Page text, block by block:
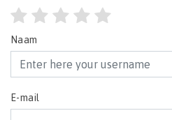
Naam
E-mail